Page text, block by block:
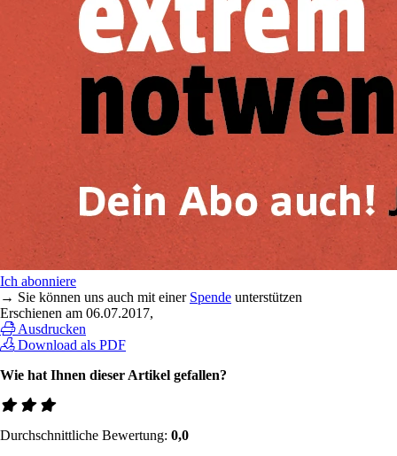
Ich abonniere
→ Sie können uns auch mit einer Spende unterstützen
Erschienen am 06.07.2017,
Ausdrucken
Download als PDF
Wie hat Ihnen dieser Artikel gefallen?
Durchschnittliche Bewertung: 0,0